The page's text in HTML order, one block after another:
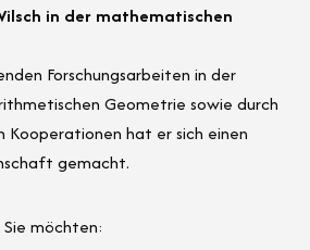
in der mathematischen
Forschungsarbeiten in der
Geometrie sowie durch
Kooperationen hat er sich einen
gemacht.
Sie möchten: